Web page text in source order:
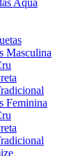
Aqua
Masculina
Feminina